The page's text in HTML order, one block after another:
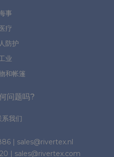
事
疗
防护
业
和帐篷
问题吗?
系我们
| sales@rivertex.nl
| sales@rivertex.com